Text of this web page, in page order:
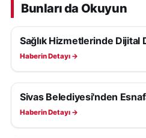
Bunları da Okuyun
SAĞLIK
Sağlık Hizmetlerinde Dijital
Haberin Detayı →
SAĞLIK
Sivas Belediyesi'nden
Haberin Detayı →